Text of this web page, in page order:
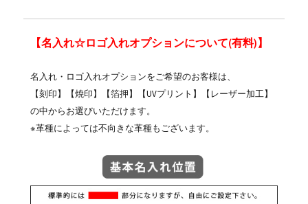
【名入れ☆ロゴ入れオプションについて(有料)】
名入れ・ロゴ入れオプションをご希望のお客様は、
【刻印】【焼印】【箔押】【UVプリント】【レーザー加工】
の中からお選びいただけます。
※革種によっては不向きな革種もございます。